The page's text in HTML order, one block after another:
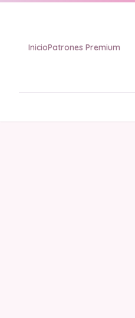
InicioPatrones Premium